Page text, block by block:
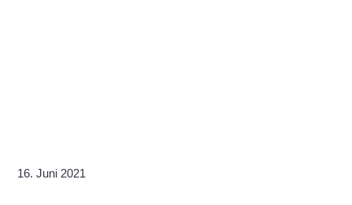
16. Juni 2021